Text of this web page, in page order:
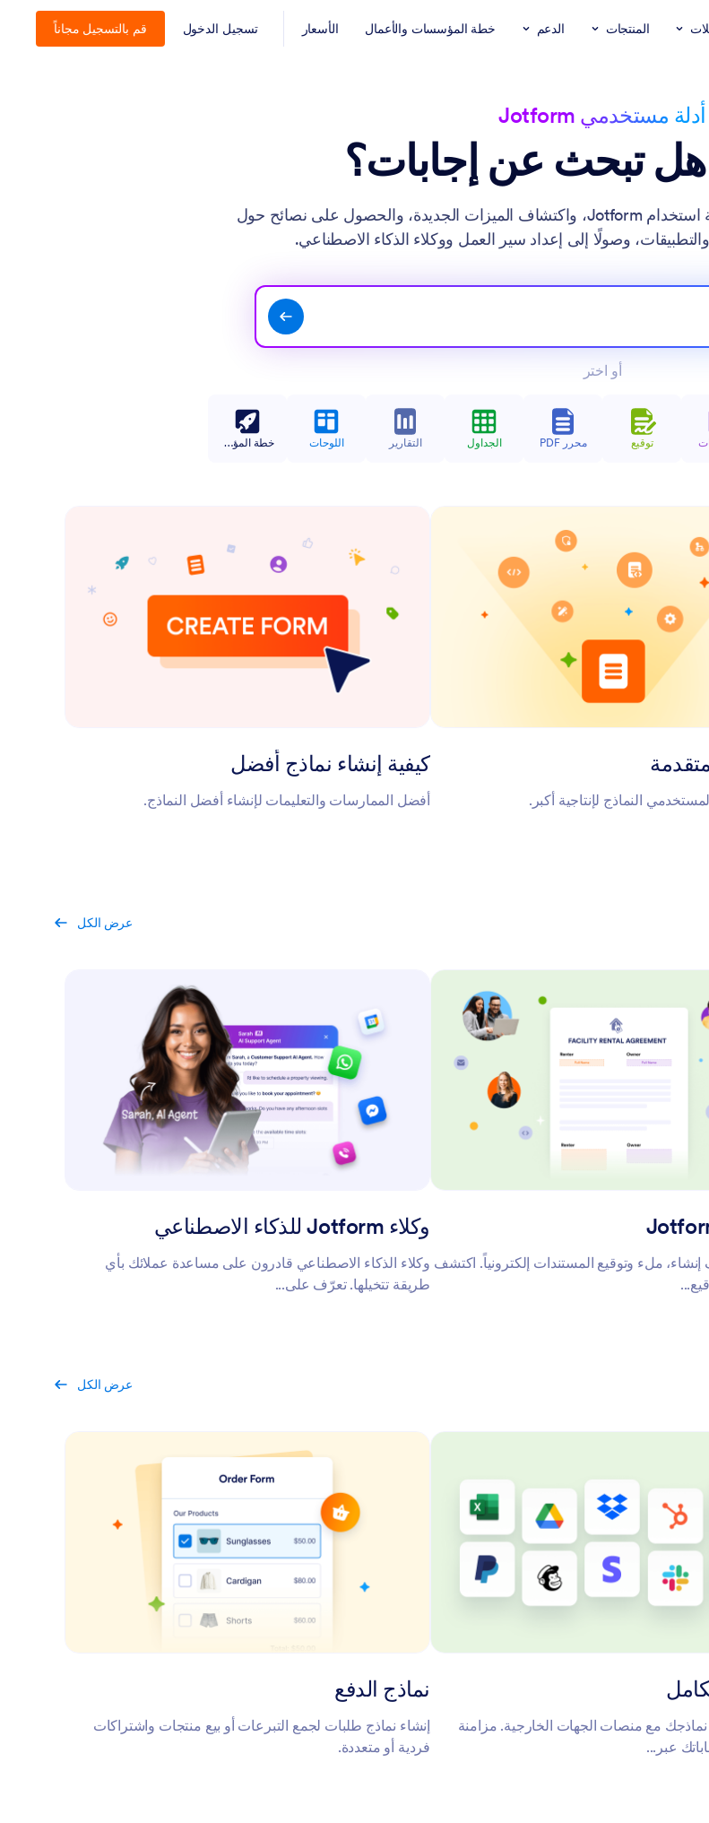
المنتجات الدعم خطة المؤسسات والأعمال الأسعار تسجيل الدخول قم بالتسجيل مجاناً
أدلة مستخدمي Jotform
تبحث عن إجابات؟
ابحث في أدلة المستخدم لدينا لتتعلّم كيفية استخدام Jotform، واكتشاف الميزات الجديدة، والحصول على نصائح حول
وصولًا إلى إعداد سير العمل ووكلاء الذكاء الاصطناعي.
أو اختر
توقيع محرر PDF الجداول التقارير اللوحات خطة المؤسسات والأعمال
النماذج لإنتاجية أكبر.
كيفية إنشاء نماذج أفضل
أفضل الممارسات والتعليمات لإنشاء أفضل النماذج.
عرض الكل
ملء وتوقيع المستندات إلكترونياً. اكتشف
وكلاء Jotform للذكاء الاصطناعي
وكلاء الذكاء الاصطناعي قادرون على مساعدة عملائك بأي
طريقة تتخيلها. تعرّف على...
عرض الكل
مع منصات الجهات الخارجية. مزامنة
عبر...
نماذج الدفع
إنشاء نماذج طلبات لجمع التبرعات أو بيع منتجات واشتراكات
فردية أو متعددة.